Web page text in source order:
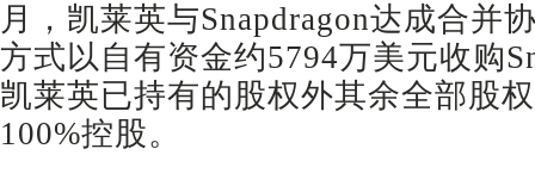
月，凯莱英与Snapdragon达成合并
方式以自有资金约5794万美元收购
凯莱英已持有的股权外其余全部股
100%控股。